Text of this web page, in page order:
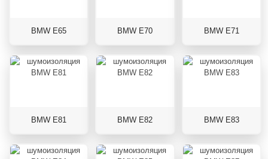
BMW E65 BMW E70 BMW E71
BMW E81 BMW E82 BMW E83